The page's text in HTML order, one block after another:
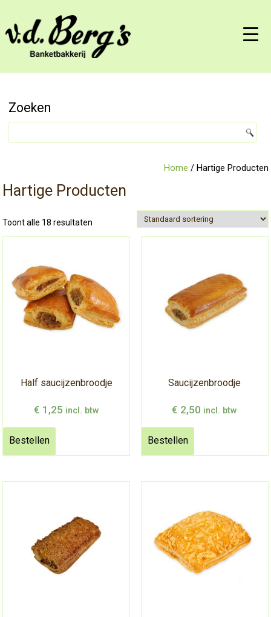
Zoeken
Home / Hartige Producten
Hartige Producten
Toont alle 18 resultaten
Half saucijzenbroodje
€ 1,25 incl. btw
Bestellen
Saucijzenbroodje
€ 2,50 incl. btw
Bestellen